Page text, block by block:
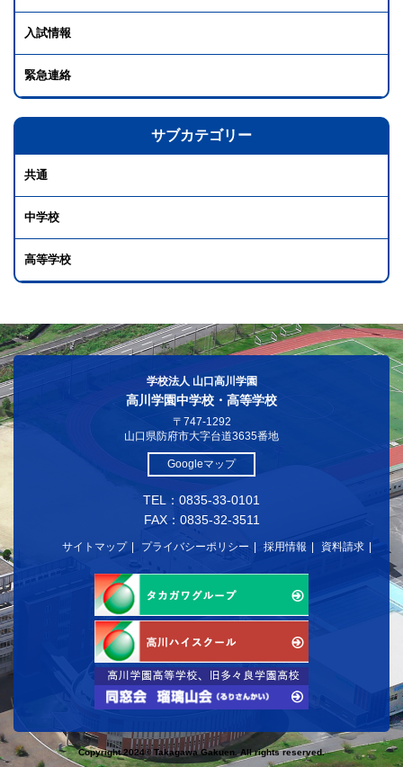
入試情報
緊急連絡
サブカテゴリー
共通
中学校
高等学校
学校法人 山口高川学園
高川学園中学校・高等学校
〒747-1292
山口県防府市大字台道3635番地
Googleマップ
TEL：0835-33-0101
FAX：0835-32-3511
サイトマップ プライバシーポリシー 採用情報 資料請求
Copyright 2024© Takagawa Gakuen. All rights reserved.